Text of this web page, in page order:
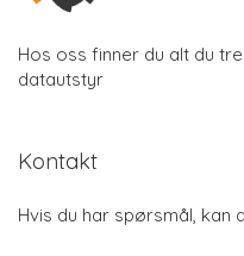
Hos oss finner du alt du
datautstyr
Kontakt
Hvis du har spørsmål, kan